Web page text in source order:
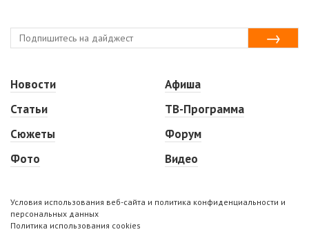
Новости
Статьи
Сюжеты
Фото
Афиша
ТВ-Программа
Форум
Видео
Условия использования веб-сайта и политика конфиденциальности и
персональных данных
Политика использования cookies